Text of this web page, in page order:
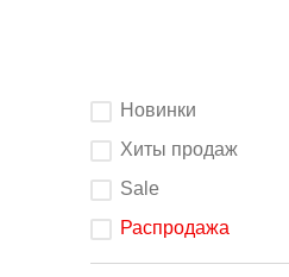
Выберите
параметры
После
изменения
элемента
ввода
обновится.
Новинки
Хиты продаж
Sale
Распродажа